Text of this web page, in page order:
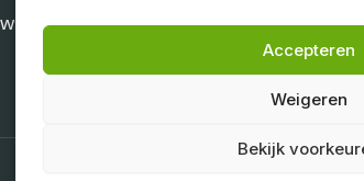
Accepteren
Weigeren
Bekijk